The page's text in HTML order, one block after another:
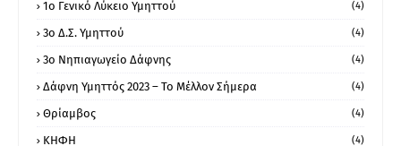
1ο Γενικό Λύκειο Υμηττού (4)
3ο Δ.Σ. Υμηττού (4)
3ο Νηπιαγωγείο Δάφνης (4)
Δάφνη Υμηττός 2023 – Το Μέλλον Σήμερα (4)
Θρίαμβος (4)
ΚΗΦΗ (4)